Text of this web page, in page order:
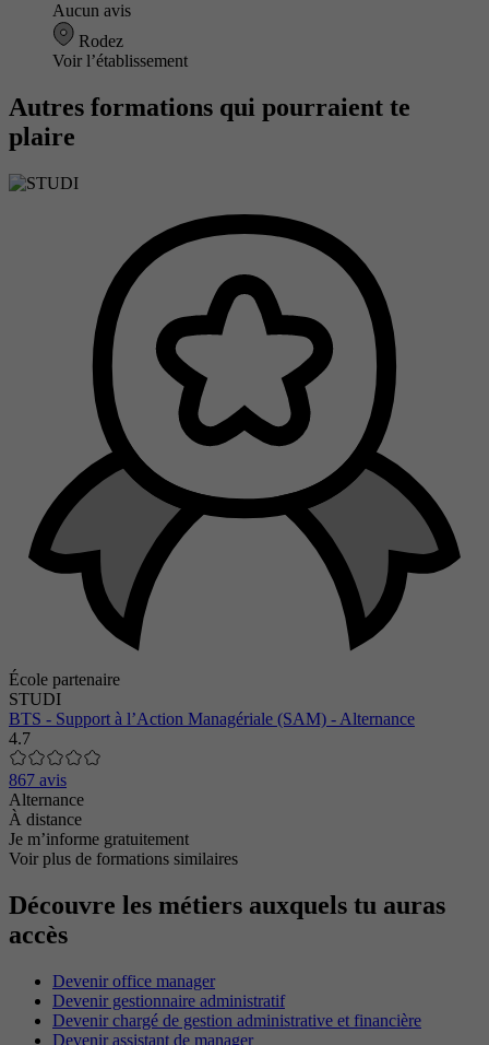
Aucun avis
Rodez
Voir l’établissement
Autres formations qui pourraient te
plaire
École partenaire
STUDI
BTS - Support à l’Action Managériale (SAM) - Alternance
4.7
867 avis
Alternance
À distance
Je m’informe gratuitement
Voir plus de formations similaires
Découvre les métiers auxquels tu auras
accès
Devenir office manager
Devenir gestionnaire administratif
Devenir chargé de gestion administrative et financière
Devenir assistant de manager